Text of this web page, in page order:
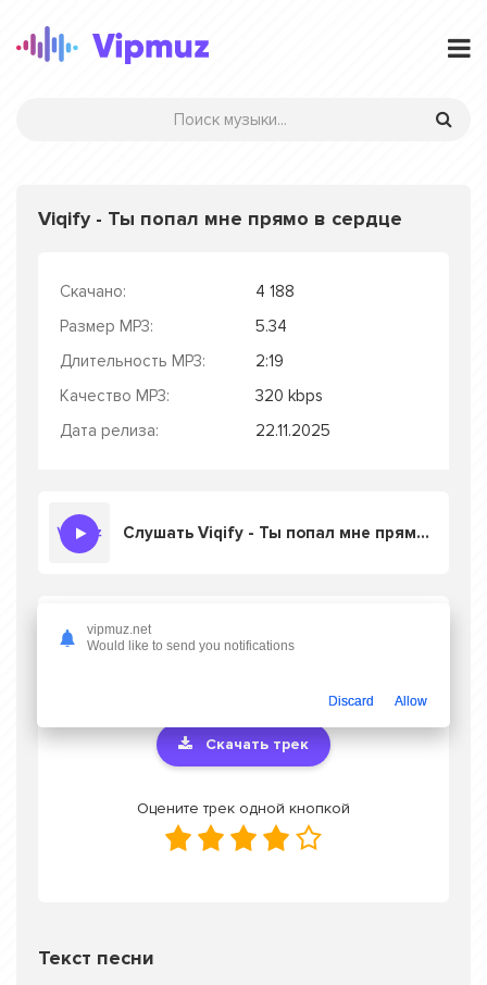
Viqify - Ты попал мне прямо в сердце
Скачано:
4 188
Размер MP3:
5.34
Длительность MP3:
2:19
Качество MP3:
320 kbps
Дата релиза:
22.11.2025
Слушать Viqify - Ты попал мне прямо в сердце
Скачать песню Viqify - Ты попал мне
прямо в сердцев mp3 или слушать онлайн
Скачать трек
Оцените трек одной кнопкой
Текст песни
vipmuz.net
Would like to send you notifications
Discard Allow